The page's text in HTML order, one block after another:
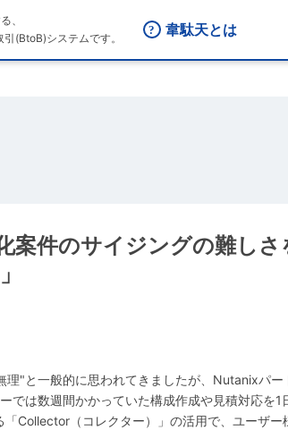
、
(BtoB)システムです。
韋駄天とは
案件のサイジングの難しさ
"と一般的に思われてきましたが、Nutanixパ
では数週間かかっていた構成作成や見積対応を1
Collector（コレクター）」の活用で、ユーザー